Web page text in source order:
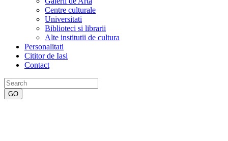
Centre culturale
Universitati
Biblioteci si librarii
Alte institutii de cultura
Personalitati
Cititor de Iasi
Contact